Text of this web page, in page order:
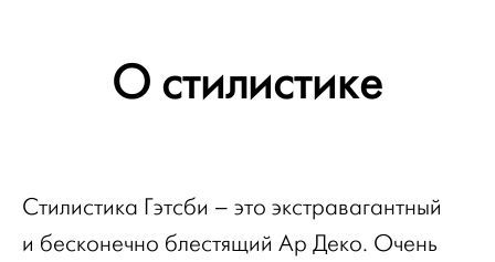
О стилистике
Стилистика Гэтсби – это экстравагантный
и бесконечно блестящий Ар Деко. Очень